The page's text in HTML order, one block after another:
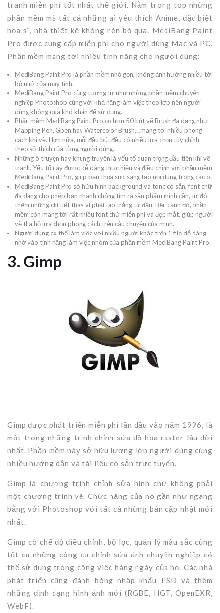
tranh miễn phí tốt nhất thế giới. Nằm trong top những
phần mềm mà tất cả những ai yêu thích Anime, đặc biệt
họa sĩ, nhà thiết kế không nên bỏ qua. MediBang Paint
Pro được cung cấp miễn phí cho người dùng Mac và PC.
Phần mềm mang tới nhiều tính năng cho người dùng:
MediBang Paint Pro là phần mềm nhỏ gọn, không ảnh hưởng nhiều tới
bộ nhớ của máy tính.
MediBang Paint Pro cũng tương tự như những phần mềm chuyên
nghiệp Photoshop cùng với khả năng làm việc theo lớp nên người
dùng không quá khó khăn để sử dụng.
Phần mềm MediBang Paint Pro có hơn 50 bút vẽ Brush đa dạng như
Mapping Pen, Gpen hay Watercolor Brush,…mang tới nhiều phong
cách khi vẽ. Hơn nữa, mỗi đầu bút đều có nhiều lựa chọn tùy chỉnh
theo sở thích của từng người dùng.
Những ô truyện hay khung truyện là yếu tố quan trọng đầu tiên khi vẽ
tranh. Yếu tố này được dễ dàng thực hiện và điều chỉnh với phần mềm
MediBang Paint Pro, giúp bạn thỏa sức sáng tạo nội dung trong các ô.
MediBang Paint Pro sở hữu hình background và tone có sẵn, font chữ
đa dạng cho phép bạn nhanh chóng tìm ra sản phẩm mình cần, từ đó
thêm những chi tiết thay vì phải tạo trắng từ đầu. Bên cạnh đó, phần
mềm còn mang tới rất nhiều font chữ miễn phí và đẹp mắt, giúp người
vẽ tha hồ lựa chọn phong cách trên câu chuyện của mình.
Người dùng có thể làm việc với nhiều người khác trên 1 file dễ dàng
nhờ vào tính năng làm việc nhóm của phần mềm MediBang Paint Pro.
3. Gimp
Gimp được phát triển miễn phí lần đầu vào năm 1996, là
một trong những trình chỉnh sửa đồ họa raster lâu đời
nhất. Phần mềm này sở hữu lượng lớn người dùng cùng
nhiều hướng dẫn và tài liệu có sẵn trực tuyến.
Gimp là chương trình chỉnh sửa hình chứ không phải
một chương trình vẽ. Chức năng của nó gần như ngang
bằng với Photoshop với tất cả những bản cập nhật mới
nhất.
Gimp có chế độ điều chỉnh, bộ lọc, quản lý màu sắc cùng
tất cả những công cụ chỉnh sửa ảnh chuyên nghiệp có
thể sử dụng trong công việc hàng ngày của họ. Các nhà
phát triển cũng đánh bóng nhập khẩu PSD và thêm
những định dạng hình ảnh mới (RGBE, HGT, OpenEXR,
WebP).